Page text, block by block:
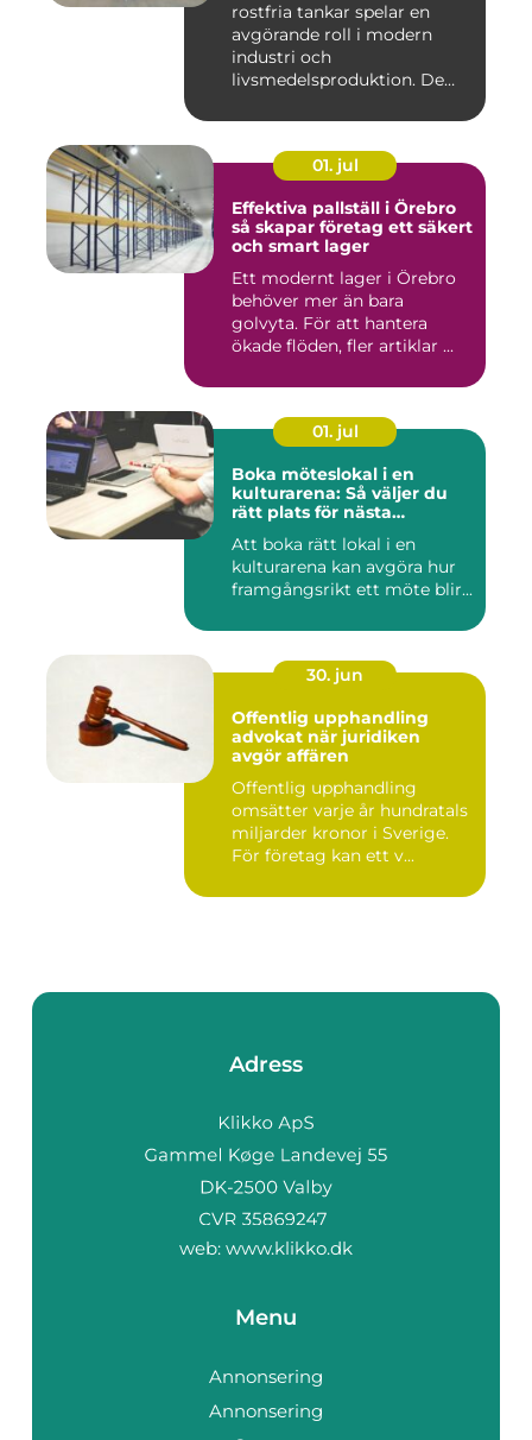
rostfria tankar spelar en
avgörande roll i modern
industri och
livsmedelsproduktion. De
01. jul
Effektiva pallställ i Örebro
så skapar företag ett säkert
och smart lager
Ett modernt lager i Örebro
behöver mer än bara
golvyta. För att hantera
ökade flöden, fler artiklar ...
01. jul
Boka möteslokal i en
kulturarena: Så väljer du
rätt plats för nästa
Att boka rätt lokal i en
kulturarena kan avgöra hur
framgångsrikt ett möte blir...
30. jun
Offentlig upphandling
advokat när juridiken
avgör affären
Offentlig upphandling
omsätter varje år hundratals
miljarder kronor i Sverige.
För företag kan ett v...
Adress
web: www.klikko.dk
Menu
Annonsering
Annonsering